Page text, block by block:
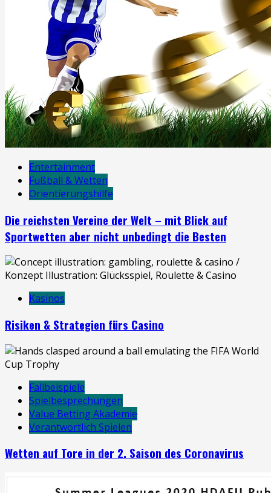
Entertainment
Fußball & Wetten
Orientierungshilfe
Die reichsten Vereine der Welt – mit Blick auf
Sportwetten aber nicht unbedingt die Besten
Kasinos
Risiken & Strategien fürs Casino
Fallbeispiele
Spielbesprechungen
Value Betting Akademie
Verantwortlich Spielen
Wetten auf Tore in der 2. Saison des Coronavirus